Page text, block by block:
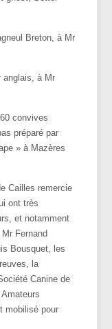
Breton, à Mr
anglais, à Mr
convives
préparé par
» à Mazères
Cailles remercie
ont très
et notamment
Fernand
Bousquet, les
la
Canine de
mobilisé pour